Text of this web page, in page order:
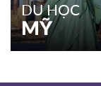
DU HỌC
MỸ